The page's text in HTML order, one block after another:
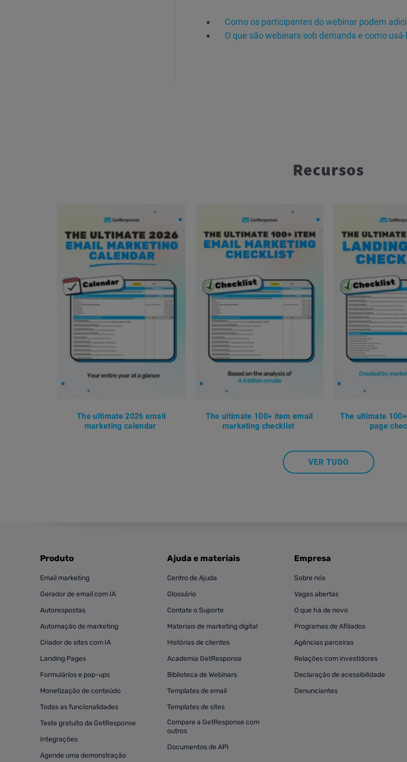
Como os participantes do webinar podem
O que são webinars sob demanda e como usá-
Recursos
The ultimate 2026 email
marketing calendar
The ultimate 100+ item email
marketing checklist
The ultimate
page
VER TUDO
Produto
Email marketing
Gerador de email com IA
Autorespostas
Automação de marketing
Criador de sites com IA
Landing Pages
Formulários e pop-ups
Monetização de conteúdo
Todas as funcionalidades
Teste gratuito da GetResponse
Integrações
Agende uma demonstração
Ajuda e materiais
Centro de Ajuda
Glossário
Contate o Suporte
Materiais de marketing digital
Histórias de clientes
Academia GetResponse
Biblioteca de Webinars
Templates de email
Templates de sites
Compare a GetResponse com
outros
Documentos de API
Empresa
Sobre nós
Vagas abertas
O que há de novo
Programas de Afiliados
Agências parceiras
Relações com investidores
Declaração de acessibilidade
Denunciantes